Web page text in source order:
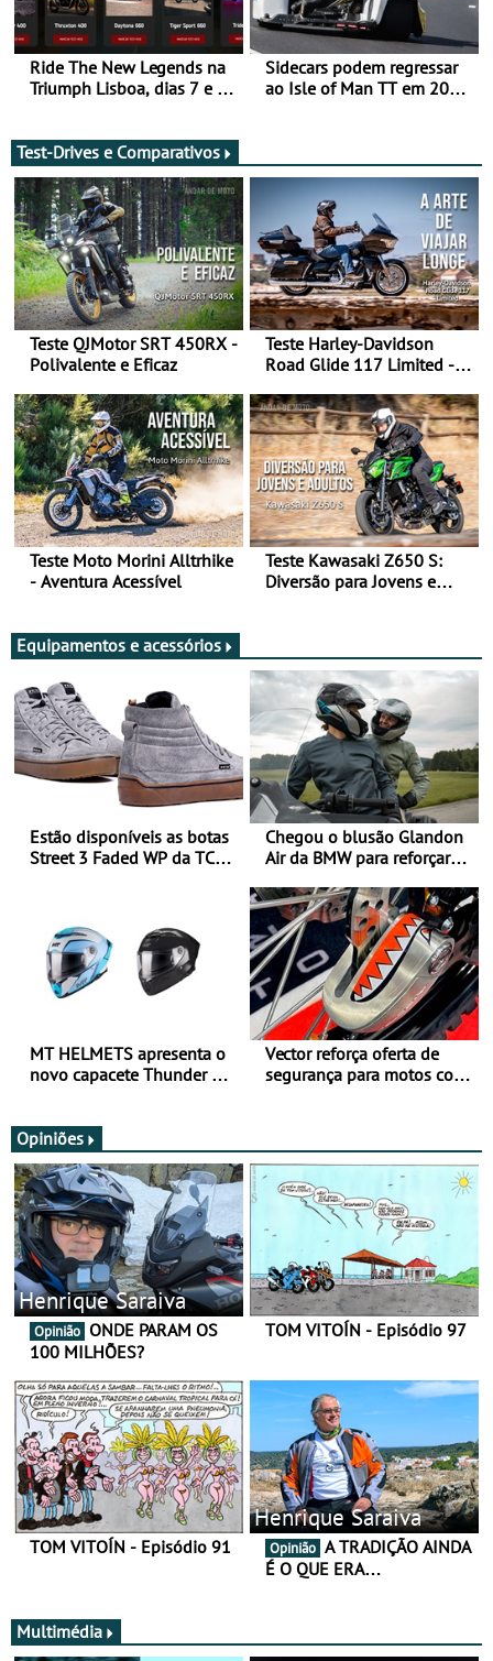
Ride The New Legends na
Triumph Lisboa, dias 7 e 8
Sidecars podem regressar
ao Isle of Man TT em 2027
Test-Drives e Comparativos
Teste QJMotor SRT 450RX -
Polivalente e Eficaz
Teste Harley-Davidson
Road Glide 117 Limited - A
Teste Moto Morini Alltrhike
- Aventura Acessível
Teste Kawasaki Z650 S:
Diversão para Jovens e
Equipamentos e acessórios
Estão disponíveis as botas
Street 3 Faded WP da TCX
Chegou o blusão Glandon
Air da BMW para reforçar
verão
MT HELMETS apresenta o
novo capacete Thunder 4 R
Vector reforça oferta de
segurança para motos com
Opiniões
Henrique Saraiva
Opinião
100 MILHÕES?
TOM VITOÍN - Episódio 97
TOM VITOÍN - Episódio 91
Henrique Saraiva
Opinião
É O QUE ERA…
Multimédia